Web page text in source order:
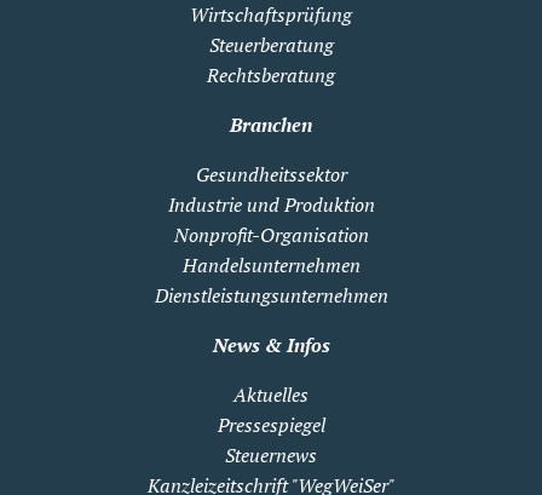
Wirtschaftsprüfung
Steuerberatung
Rechtsberatung
Branchen
Gesundheitssektor
Industrie und Produktion
Nonprofit-Organisation
Handelsunternehmen
Dienstleistungsunternehmen
News & Infos
Aktuelles
Pressespiegel
Steuernews
Kanzleizeitschrift "WegWeiSer"